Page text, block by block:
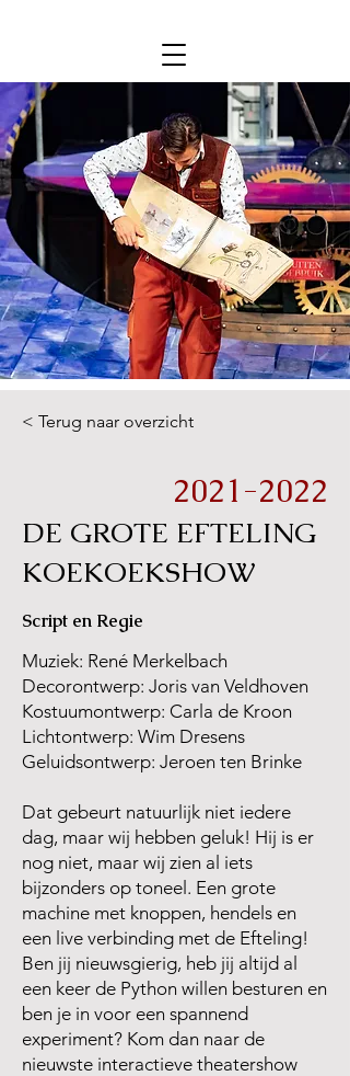
< Terug naar overzicht
2021-2022
DE GROTE EFTELING
KOEKOEKSHOW
Script en Regie
Muziek: René Merkelbach
Decorontwerp: Joris van Veldhoven
Kostuumontwerp: Carla de Kroon
Lichtontwerp: Wim Dresens
Geluidsontwerp: Jeroen ten Brinke
Dat gebeurt natuurlijk niet iedere
dag, maar wij hebben geluk! Hij is er
nog niet, maar wij zien al iets
bijzonders op toneel. Een grote
machine met knoppen, hendels en
een live verbinding met de Efteling!
Ben jij nieuwsgierig, heb jij altijd al
een keer de Python willen besturen en
ben je in voor een spannend
experiment? Kom dan naar de
nieuwste interactieve theatershow